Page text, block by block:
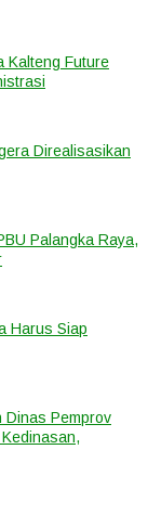
Kalteng Future
Direalisasikan
Palangka Raya,
Harus Siap
Dinas Pemprov